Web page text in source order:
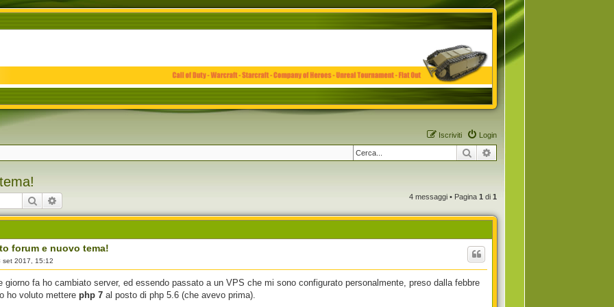
Login
Iscriviti
Cerca
Cerca 4 messaggi • Pagina 1 di 1
forum e nuovo tema!
set 2017, 15:12
giorno fa ho cambiato server, ed essendo passato a un VPS che mi sono configurato personalmente, preso dalla febbre
ho voluto metterephp 7 al posto di php 5.6 (che avevo prima).